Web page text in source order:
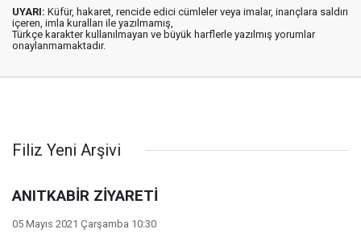
UYARI: Küfür, hakaret, rencide edici cümleler veya imalar, inançlara saldırı
içeren, imla kuralları ile yazılmamış,
Türkçe karakter kullanılmayan ve büyük harflerle yazılmış yorumlar
onaylanmamaktadır.
Filiz Yeni Arşivi
ANITKABİR ZİYARETİ
05 Mayıs 2021 Çarşamba 10:30